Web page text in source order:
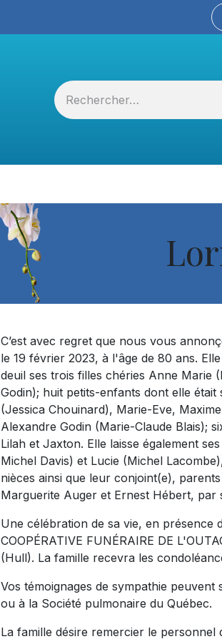
C’est avec regret que nous vous
le 19 février 2023, à l'âge de 80 ans.
deuil ses trois filles chéries Anne Marie
Godin); huit petits-enfants dont elle était
(Jessica Chouinard), Marie-Eve,
Alexandre Godin (Marie-Claude Blais);
Lilah et Jaxton. Elle laisse également
Michel Davis) et Lucie (Michel
nièces ainsi que leur conjoint(e),
Marguerite Auger et Ernest Hébert,
Une célébration de sa vie, en présence
COOPÉRATIVE FUNÉRAIRE DE
(Hull). La famille recevra les
Vos témoignages de sympathie
ou à la Société pulmonaire du Québec.
La famille désire remercier le